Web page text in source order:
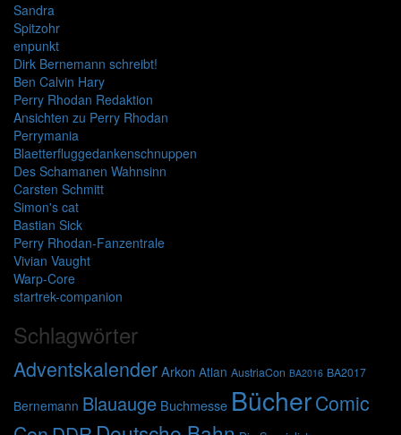
Sandra
Spitzohr
enpunkt
Dirk Bernemann schreibt!
Ben Calvin Hary
Perry Rhodan Redaktion
Ansichten zu Perry Rhodan
Perrymania
Blaetterfluggedankenschnuppen
Des Schamanen Wahnsinn
Carsten Schmitt
Simon's cat
Bastian Sick
Perry Rhodan-Fanzentrale
Vivian Vaught
Warp-Core
startrek-companion
Schlagwörter
AdventskalenderArkon Atlan AustriaCon BA2016 BA2017
Bernemann Blauauge Buchmesse BücherComic